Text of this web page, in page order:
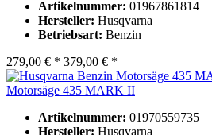
Artikelnummer: 01967861814
Hersteller: Husqvarna
Betriebsart: Benzin
279,00 € * 379,00 € *
Motorsäge 435 MARK II
Artikelnummer: 01970559735
Hersteller: Husqvarna